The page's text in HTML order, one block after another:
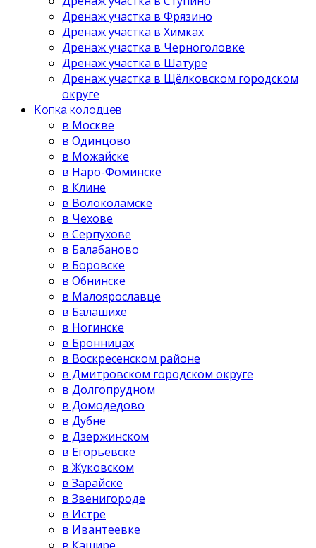
Дренаж участка в Фрязино
Дренаж участка в Химках
Дренаж участка в Черноголовке
Дренаж участка в Шатуре
Дренаж участка в Щёлковском городском
округе
Копка колодцев
в Москве
в Одинцово
в Можайске
в Наро-Фоминске
в Клине
в Волоколамске
в Чехове
в Серпухове
в Балабаново
в Боровске
в Обнинске
в Малоярославце
в Балашихе
в Ногинске
в Бронницах
в Воскресенском районе
в Дмитровском городском округе
в Долгопрудном
в Домодедово
в Дубне
в Дзержинском
в Егорьевске
в Жуковском
в Зарайске
в Звенигороде
в Истре
в Ивантеевке